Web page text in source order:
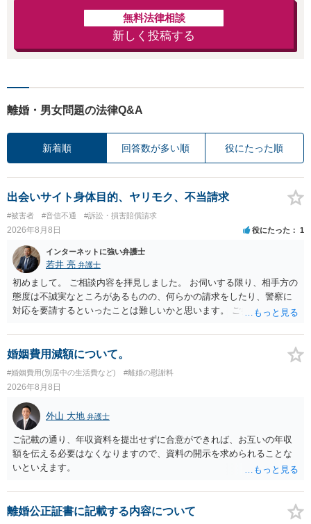
無料法律相談
新しく投稿する
離婚・男女問題の法律Q&A
新着順 回答数が多い順 役にたった順
出会いサイト身体目的、ヤリモク、不当請求
#被害者 #音信不通 #訴訟・損害賠償請求
2026年8月8日 役にたった 1
インターネットに強い弁護士
若井 亮 弁護士
初めまして。 ご相談内容を拝見しました。 お伺いする限り、相手方の
態度は不誠実なところがあるものの、何らかの請求をしたり、警察に
対応を要請するといったことは難しいかと思います。 ご参考になれば
婚姻費用減額について。
#婚姻費用(別居中の生活費など) #離婚の慰謝料
2026年8月8日
外山 大地 弁護士
ご記載の通り、年収資料を提出せずに合意ができれば、お互いの年収
額を伝える必要はなくなりますので、資料の開示を求められることな
いといえます。
離婚公正証書に記載する内容について